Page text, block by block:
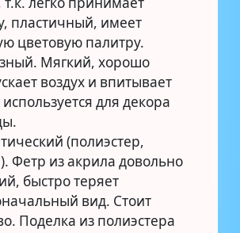
пластичный, имеет
цветовую палитру.
Мягкий, хорошо
воздух и впитывает
используется для декора
(полиэстер,
Фетр из акрила довольно
быстро теряет
вид. Стоит
Поделка из полиэстера